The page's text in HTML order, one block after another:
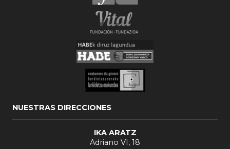
NUESTRAS DIRECCIONES
IKA ARATZ
Adriano VI, 18